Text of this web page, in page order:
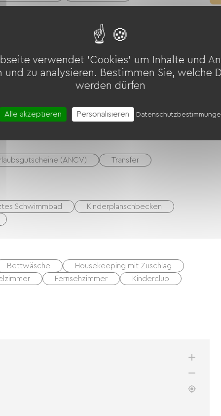
Gartenmöbel
Babyausstattung
Gemeinsame sanitäre Einrichtungen
Behindertengerechte Toiletten
(ANCV) Transfer
Schwimmbad
Kinderplanschbecken
Bettwäsche
Housekeeping mit Zuschlag
Fernsehzimmer
Kinderclub
verwendet 'Cookies' um Inhalte und
und zu analysieren. Bestimmen Sie, welche
werden dürfen
Alle akzeptieren Personalisieren